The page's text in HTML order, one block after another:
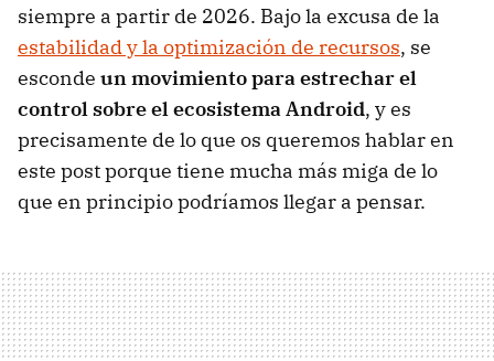
siempre a partir de 2026. Bajo la excusa de la
estabilidad y la optimización de recursos, se
esconde un movimiento para estrechar el
control sobre el ecosistema Android, y es
precisamente de lo que os queremos hablar en
este post porque tiene mucha más miga de lo
que en principio podríamos llegar a pensar.